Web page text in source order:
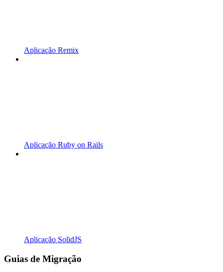
Aplicação Remix
Aplicação Ruby on Rails
Aplicação SolidJS
Guias de Migração